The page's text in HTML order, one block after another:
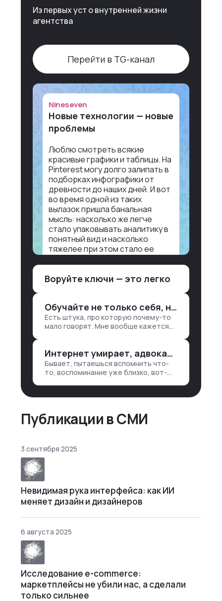
Из первых уст о внутренней жизни
агентства
Перейти в TG-канал
Nineseven
Новые технологии — новые
проблемы
Люблю смотреть всякие
красивые графики и таблицы. На
Pinterest могу долго залипать в
подборках инфографики от
древности до наших дней. И вот
во время одной из таких
вылазок пришла банальная
мысль: насколько же легче
стало упаковывать аналитику в
понятный вид и насколько
тяжелее при этом стало ее
Объясню в разрезе нашей
лет 15 назад, нужно было:
1. Собирать данные в одну базу и
разгребать их оттуда вручную:
проекту — все ручками
Воруйте ключи — это легко
Обучайте не только себя, но и клиентов
Есть штука, про которую почему-то
мало говорят. Мне вообще кажется
стороны. Ты что-то хватаешь у
клиента: е…
Интернет умирает, адвокаты и судьи в растерянности, а я хочу песню
Бывает, пытаешься вспомнить что-
то, воспоминание уже близко, вот-
днями. А то и неделями, если сильно
Публикации в СМИ
3 сентября 2025
Невидимая рука интерфейса: как ИИ
меняет дизайн и дизайнеров
6 августа 2025
Исследование e-commerce:
маркетплейсы не убили нас, а сделали
только сильнее